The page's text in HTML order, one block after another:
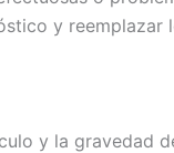
y
y la gravedad